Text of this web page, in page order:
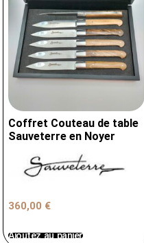
Coffret Couteau de table
Sauveterre en Noyer
360,00 €
Ajoutez au panier